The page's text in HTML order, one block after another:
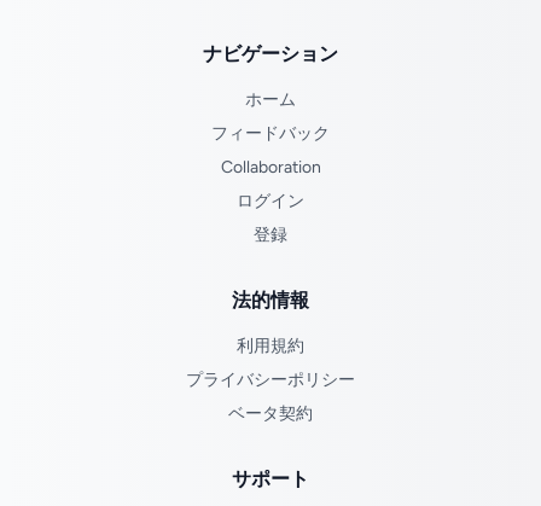
ナビゲーション
ホーム
フィードバック
Collaboration
ログイン
登録
法的情報
利用規約
プライバシーポリシー
ベータ契約
サポート